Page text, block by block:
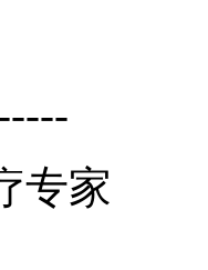
专家